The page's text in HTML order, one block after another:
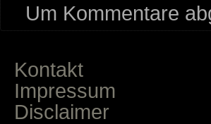
Um Kommentare
Kontakt
Impressum
Disclaimer